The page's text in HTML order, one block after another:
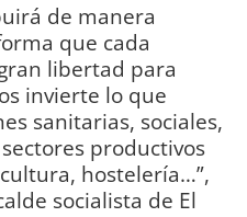
de manera
que cada
libertad para
invierte lo que
sanitarias, sociales,
productivos
hostelería…”,
socialista de El